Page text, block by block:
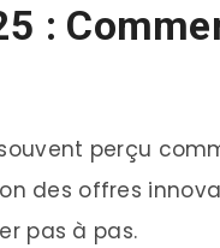
:
perçu
des offres
pas à pas.